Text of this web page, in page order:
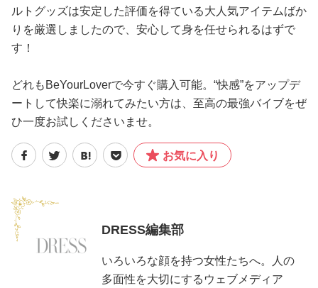
ルトグッズは安定した評価を得ている大人気アイテムばか
りを厳選しましたので、安心して身を任せられるはずで
す！
どれもBeYourLoverで今すぐ購入可能。“快感”をアップデ
ートして快楽に溺れてみたい方は、至高の最強バイブをぜ
ひ一度お試しくださいませ。
お気に入り
DRESS編集部
いろいろな顔を持つ女性たちへ。人の
多面性を大切にするウェブメディア